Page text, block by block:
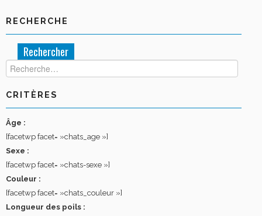
RECHERCHE
Rechercher :
CRITÈRES
Âge :
[facetwp facet= »chats_age »]
Sexe :
[facetwp facet= »chats-sexe »]
Couleur :
[facetwp facet= »chats_couleur »]
Longueur des poils :